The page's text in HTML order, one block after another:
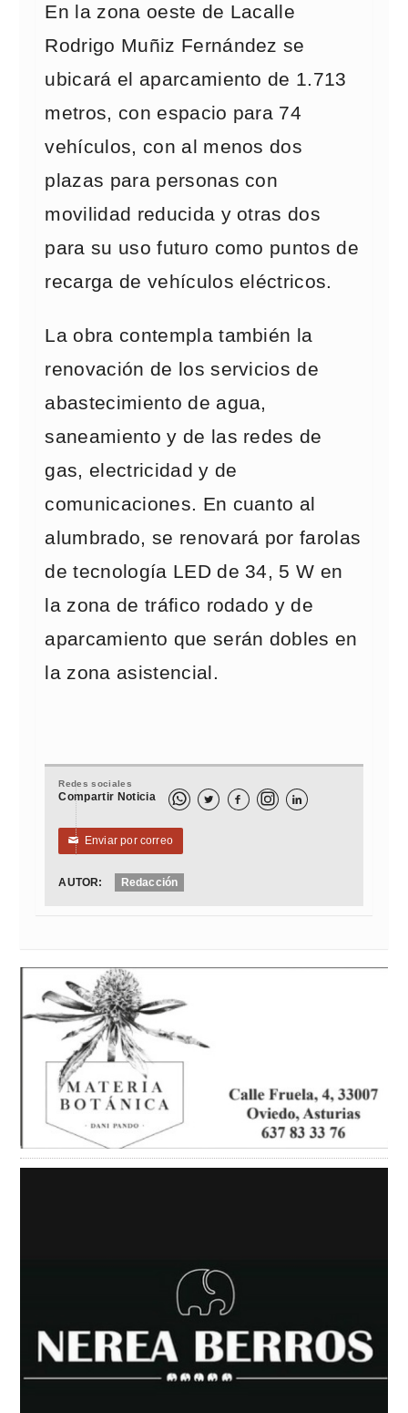
En la zona oeste de Lacalle
Rodrigo Muñiz Fernández se
ubicará el aparcamiento de 1.713
metros, con espacio para 74
vehículos, con al menos dos
plazas para personas con
movilidad reducida y otras dos
para su uso futuro como puntos de
recarga de vehículos eléctricos.
La obra contempla también la
renovación de los servicios de
abastecimiento de agua,
saneamiento y de las redes de
gas, electricidad y de
comunicaciones. En cuanto al
alumbrado, se renovará por farolas
de tecnología LED de 34, 5 W en
la zona de tráfico rodado y de
aparcamiento que serán dobles en
la zona asistencial.
Redes sociales
Compartir Noticia   
✉ Enviar por correo
AUTOR: Redacción